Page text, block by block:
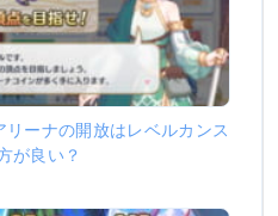
リーナの開放はレベルカンス
が良い？